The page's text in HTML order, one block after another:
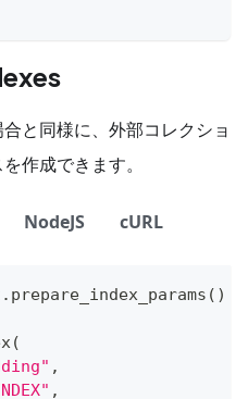
と同様に、外部コレクショ
作成できます。
NodeJS cURL
. prepare_index_params ( )
(
,
,